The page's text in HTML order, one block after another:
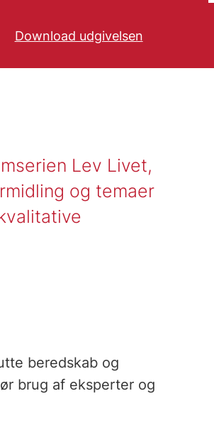
Download udgivelsen
Lev Livet,
og temaer
beredskab og
brug af eksperter og